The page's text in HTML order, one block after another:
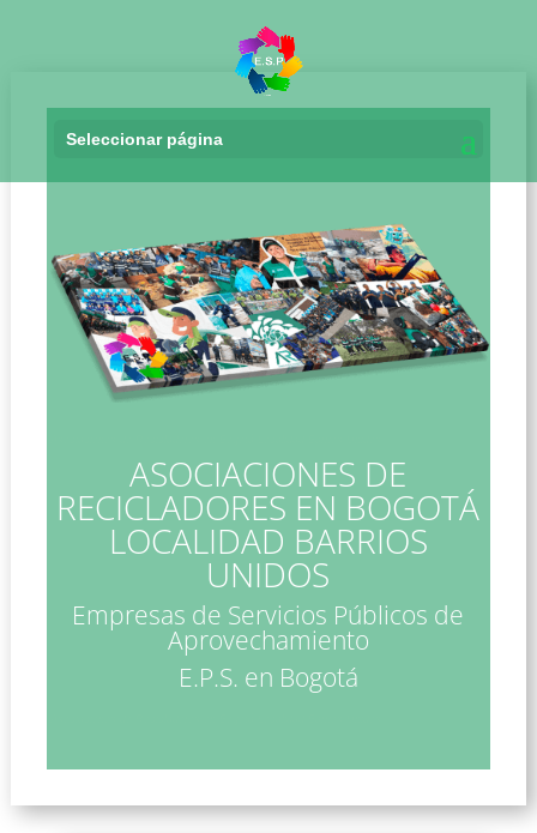
Seleccionar página
ASOCIACIONES DE
RECICLADORES EN BOGOTÁ
LOCALIDAD BARRIOS
UNIDOS
Empresas de Servicios Públicos de
Aprovechamiento
E.P.S. en Bogotá